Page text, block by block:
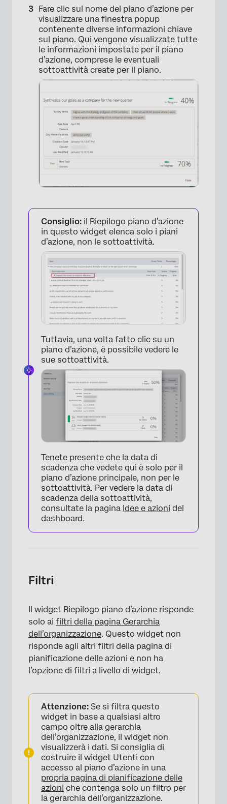
Fare clic sul nome del piano d’azione per
visualizzare una finestra popup
contenente diverse informazioni chiave
sul piano. Qui vengono visualizzate tutte
le informazioni impostate per il piano
d’azione, comprese le eventuali
sottoattività create per il piano.
×
Consiglio: il Riepilogo piano d’azione
in questo widget elenca solo i piani
d’azione, non le sottoattività.
×
Tuttavia, una volta fatto clic su un
piano d’azione, è possibile vedere le
sue sottoattività.
×
Tenete presente che la data di
scadenza che vedete qui è solo per il
piano d’azione principale, non per le
sottoattività. Per vedere la data di
scadenza della sottoattività,
consultate la pagina Idee e azioni del
dashboard.
Filtri
Il widget Riepilogo piano d’azione risponde
solo ai filtri della pagina Gerarchia
dell’organizzazione. Questo widget non
risponde agli altri filtri della pagina di
pianificazione delle azioni e non ha
l’opzione di filtri a livello di widget.
Attenzione: Se si filtra questo
widget in base a qualsiasi altro
campo oltre alla gerarchia
dell’organizzazione, il widget non
visualizzerà i dati. Si consiglia di
costruire il widget Utenti con
accesso al piano d’azione in una
propria pagina di pianificazione delle
azioni che contenga solo un filtro per
la gerarchia dell’organizzazione.